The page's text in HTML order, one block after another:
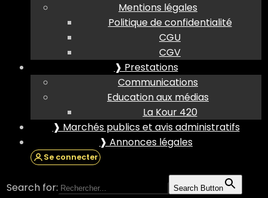
Mentions légales
Politique de confidentialité
CGU
CGV
❱ Prestations
Communications
Education aux médias
La Kour 420
❱ Marchés publics et avis administratifs
❱ Annonces légales
Se connecter
Search for: Search Button